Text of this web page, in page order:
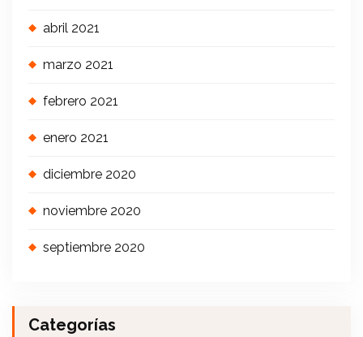
abril 2021
marzo 2021
febrero 2021
enero 2021
diciembre 2020
noviembre 2020
septiembre 2020
Categorías